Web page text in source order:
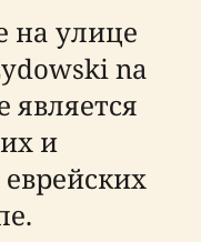
на улице
na
является
и